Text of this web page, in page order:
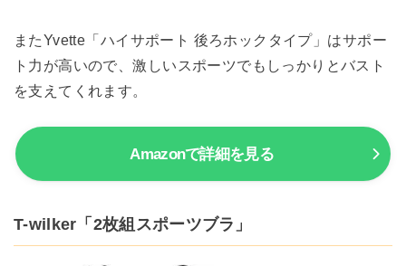
またYvette「ハイサポート 後ろホックタイプ」はサポー
ト力が高いので、激しいスポーツでもしっかりとバスト
を支えてくれます。
Amazonで詳細を見る
T-wilker「2枚組スポーツブラ」